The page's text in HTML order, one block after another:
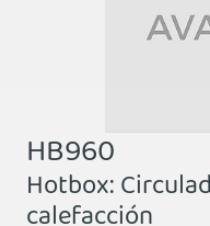
HB960
Hotbox:
calefacción